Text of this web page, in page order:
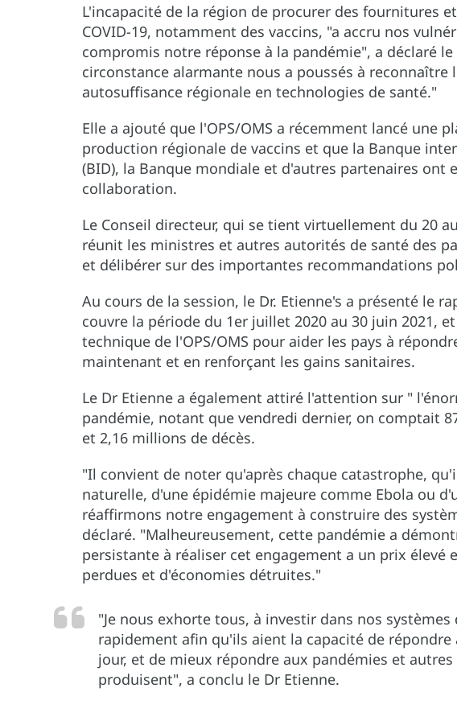
L'incapacité de la région de procurer des fournitures
COVID-19, notamment des vaccins, "a accru nos
compromis notre réponse à la pandémie", a déclaré
circonstance alarmante nous a poussés à
autosuffisance régionale en technologies de santé."
Elle a ajouté que l'OPS/OMS a récemment lancé une
production régionale de vaccins et que la Banque
(BID), la Banque mondiale et d'autres partenaires
collaboration.
Le Conseil directeur, qui se tient virtuellement du 20
réunit les ministres et autres autorités de santé des
et délibérer sur des importantes recommandations
Au cours de la session, le Dr. Etienne's a présenté le
couvre la période du 1er juillet 2020 au 30 juin 2021,
technique de l'OPS/OMS pour aider les pays à
maintenant et en renforçant les gains sanitaires.
Le Dr Etienne a également attiré l'attention sur "
pandémie, notant que vendredi dernier, on comptait
et 2,16 millions de décès.
"Il convient de noter qu'après chaque catastrophe,
naturelle, d'une épidémie majeure comme Ebola ou
réaffirmons notre engagement à construire des
déclaré. "Malheureusement, cette pandémie a
persistante à réaliser cet engagement a un prix élevé
perdues et d'économies détruites."
"Je nous exhorte tous, à investir dans nos
rapidement afin qu'ils aient la capacité de
jour, et de mieux répondre aux pandémies et
produisent", a conclu le Dr Etienne.